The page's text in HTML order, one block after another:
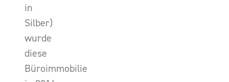
in
Silber)
wurde
diese
Büroimmobilie